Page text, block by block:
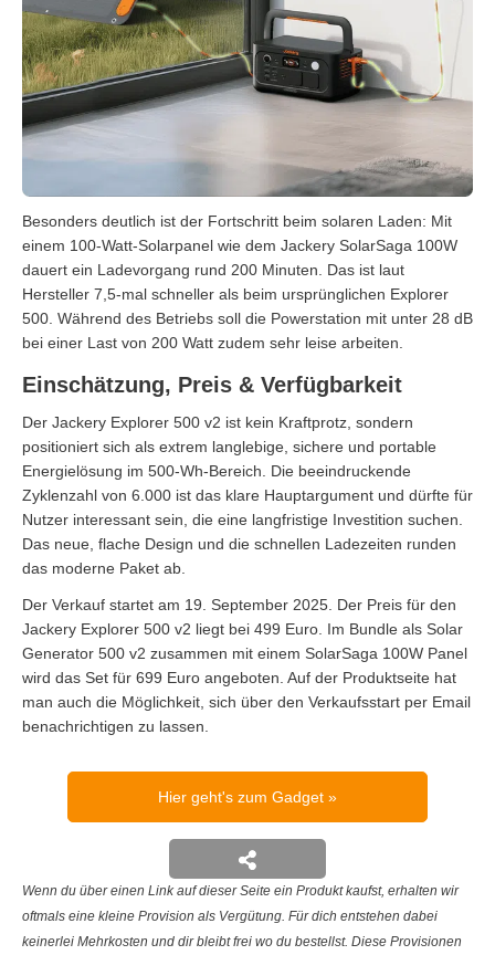
Besonders deutlich ist der Fortschritt beim solaren Laden: Mit
einem 100-Watt-Solarpanel wie dem Jackery SolarSaga 100W
dauert ein Ladevorgang rund 200 Minuten. Das ist laut
Hersteller 7,5-mal schneller als beim ursprünglichen Explorer
500. Während des Betriebs soll die Powerstation mit unter 28 dB
bei einer Last von 200 Watt zudem sehr leise arbeiten.
Einschätzung, Preis & Verfügbarkeit
Der Jackery Explorer 500 v2 ist kein Kraftprotz, sondern
positioniert sich als extrem langlebige, sichere und portable
Energielösung im 500-Wh-Bereich. Die beeindruckende
Zyklenzahl von 6.000 ist das klare Hauptargument und dürfte für
Nutzer interessant sein, die eine langfristige Investition suchen.
Das neue, flache Design und die schnellen Ladezeiten runden
das moderne Paket ab.
Der Verkauf startet am 19. September 2025. Der Preis für den
Jackery Explorer 500 v2 liegt bei 499 Euro. Im Bundle als Solar
Generator 500 v2 zusammen mit einem SolarSaga 100W Panel
wird das Set für 699 Euro angeboten. Auf der Produktseite hat
man auch die Möglichkeit, sich über den Verkaufsstart per Email
benachrichtigen zu lassen.
Hier geht's zum Gadget
Wenn du über einen Link auf dieser Seite ein Produkt kaufst, erhalten wir
oftmals eine kleine Provision als Vergütung. Für dich entstehen dabei
keinerlei Mehrkosten und dir bleibt frei wo du bestellst. Diese Provisionen